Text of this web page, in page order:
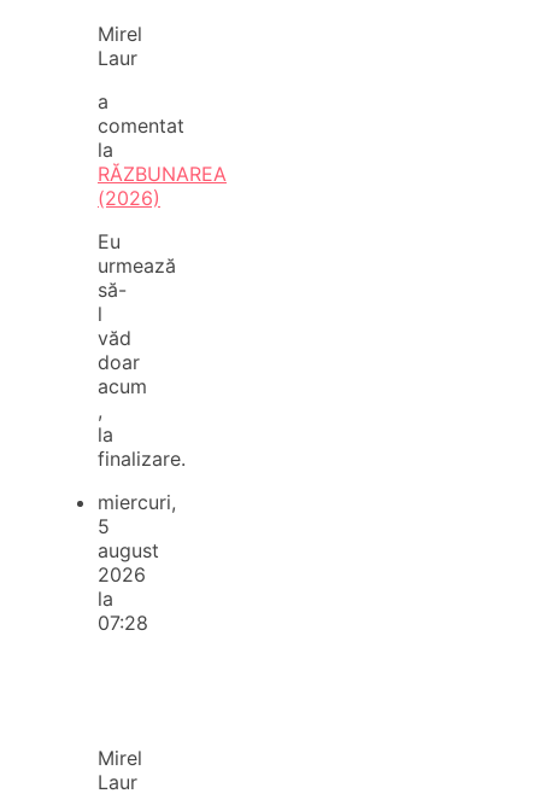
Mirel
Laur
a
comentat
la
RĂZBUNAREA
(2026)
Eu
urmează
să-
l
văd
doar
acum
,
la
finalizare.
miercuri,
5
august
2026
la
07:28
Mirel
Laur